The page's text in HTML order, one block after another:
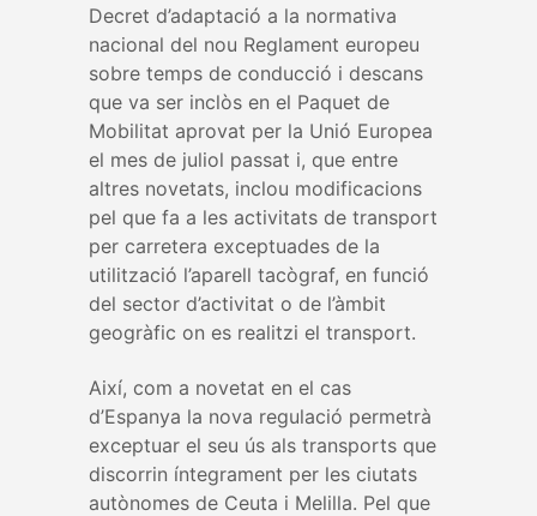
Decret d’adaptació a la normativa
nacional del nou Reglament europeu
sobre temps de conducció i descans
que va ser inclòs en el Paquet de
Mobilitat aprovat per la Unió Europea
el mes de juliol passat i, que entre
altres novetats, inclou modificacions
pel que fa a les activitats de transport
per carretera exceptuades de la
utilització l’aparell tacògraf, en funció
del sector d’activitat o de l’àmbit
geogràfic on es realitzi el transport.
Així, com a novetat en el cas
d’Espanya la nova regulació permetrà
exceptuar el seu ús als transports que
discorrin íntegrament per les ciutats
autònomes de Ceuta i Melilla. Pel que